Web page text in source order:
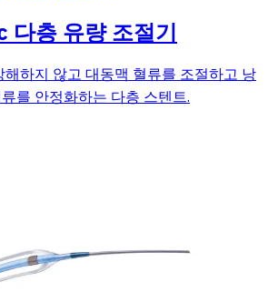
층 유량 조절기
해하지 않고 대동맥 혈류를 조절하고 낭
를 안정화하는 다층 스텐트.